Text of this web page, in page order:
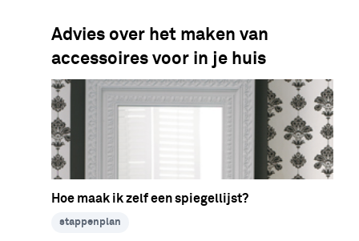
Advies over het maken van
accessoires voor in je huis
Hoe maak ik zelf een spiegellijst?
stappenplan